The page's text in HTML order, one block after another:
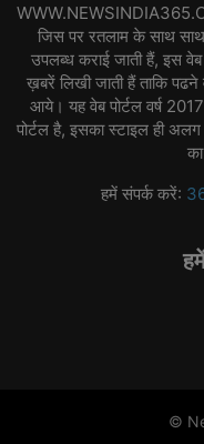
जिस पर रतलाम के साथ
उपलब्ध कराई जाती हैं, इस वेब
ख़बरें लिखी जाती हैं ताकि
आये। यह वेब पोर्टल वर्ष
पोर्टल है, इसका स्टाइल ही
हमें संपर्क करें:
©